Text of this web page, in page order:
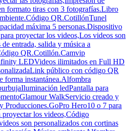
formato tiras con 3 fotografías.Libro
QR.CotillónTunel
máxima 5 personas.Dispositivo
proyectar los videos,Los videos son
entrada, salida y música a
QR.Cotillón.Camvip
LEDVideos ilimitados en Full HD
público con código QR
forma instantánea.Alfombra
ledPantalla para
WalkServicio creado y
Hero10 o 7 para
proyectar los videos,Código
son personalizados con cortinas